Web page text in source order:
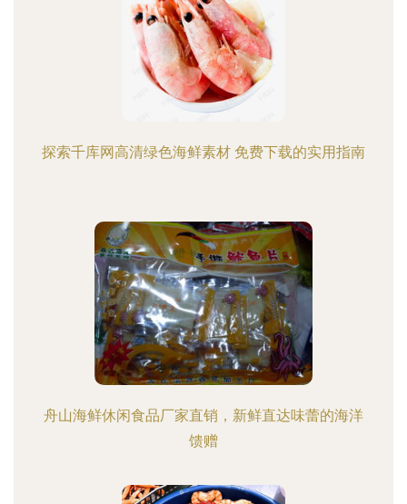
探索千库网高清绿色海鲜素材 免费下载的实用指南
舟山海鲜休闲食品厂家直销，新鲜直达味蕾的海洋
馈赠